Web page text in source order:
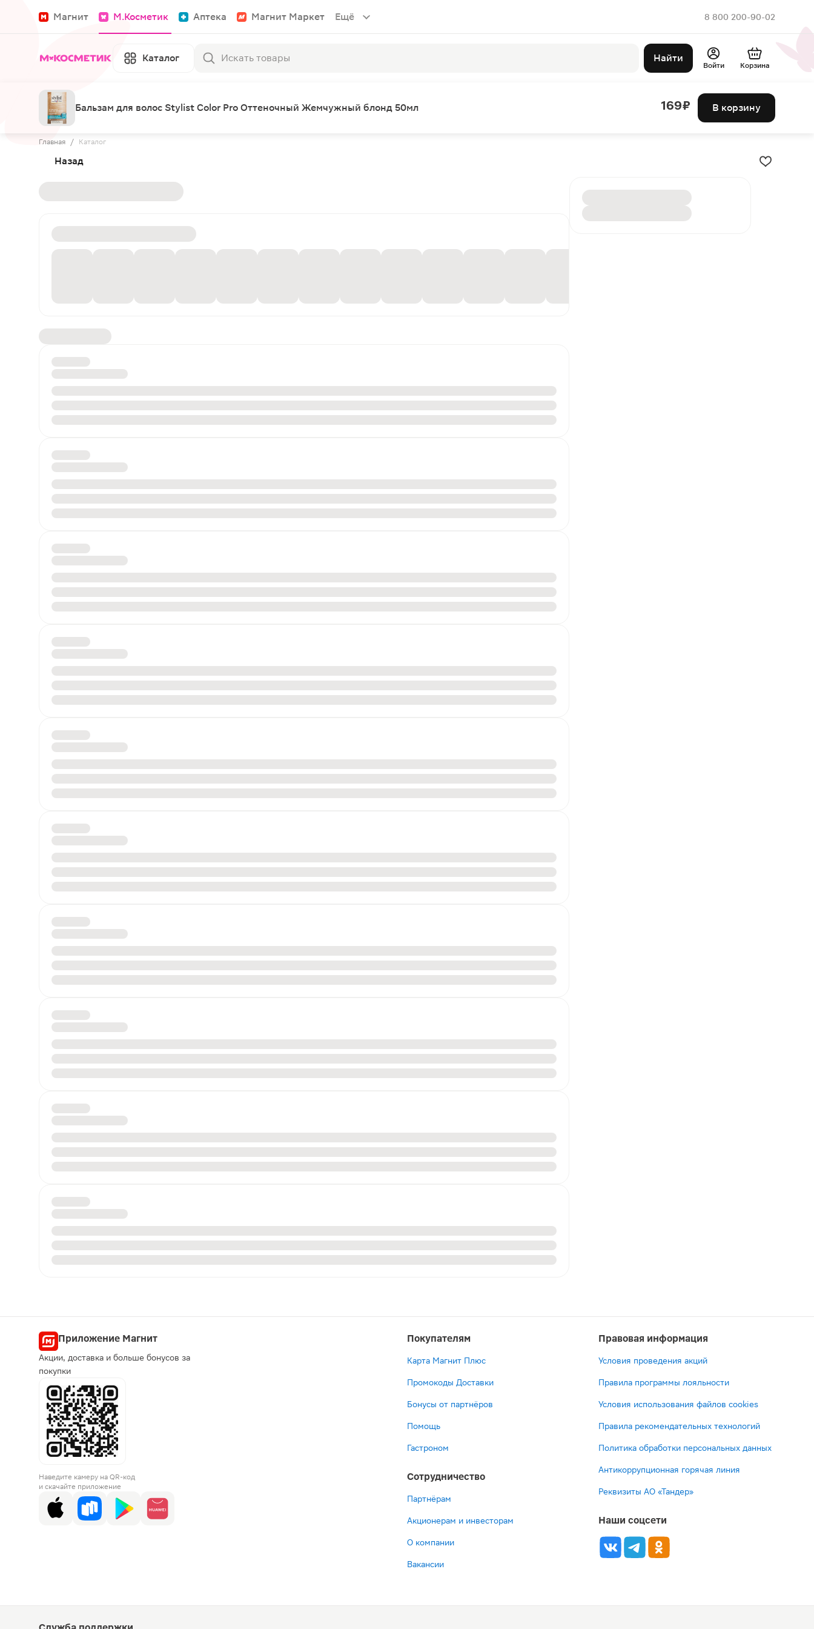
Магнит М.Косметик Аптека Магнит Маркет Ещё 8 800 200-90-02
Каталог Найти
Войти Корзина
Бальзам для волос Stylist Color Pro Оттеночный Жемчужный блонд 50мл 169 ₽ В корзину
Главная / Каталог
Назад
Приложение Магнит
Акции, доставка и больше бонусов за
покупки
Наведите камеру на QR-код
и скачайте приложение
Покупателям
Карта Магнит Плюс
Промокоды Доставки
Бонусы от партнёров
Помощь
Гастроном
Сотрудничество
Партнёрам
Акционерам и инвесторам
О компании
Вакансии
Правовая информация
Условия проведения акций
Правила программы лояльности
Условия использования файлов cookies
Правила рекомендательных технологий
Политика обработки персональных данных
Антикоррупционная горячая линия
Реквизиты АО «Тандер»
Наши соцсети